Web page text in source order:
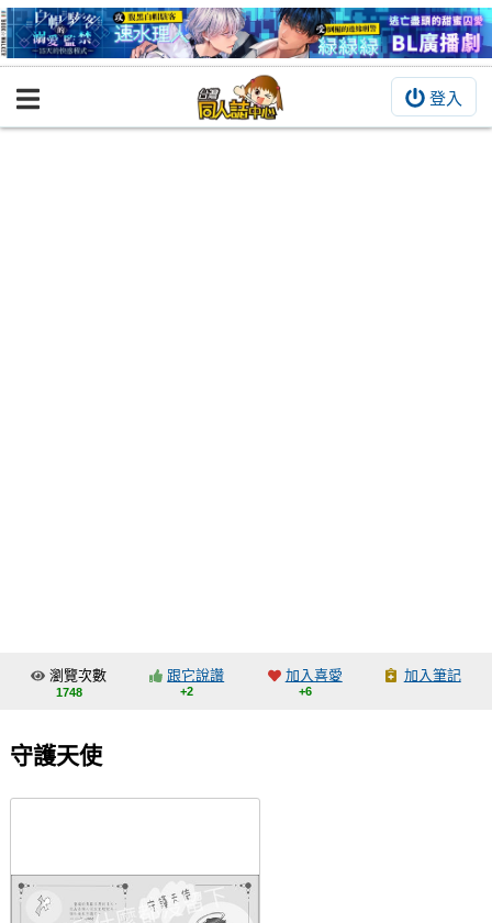
登入
BOOKY書集倉庫
交流中心
會員功能選單
登入
瀏覽次數
1748
跟它說讚
+2
加入喜愛
+6
加入筆記
守護天使